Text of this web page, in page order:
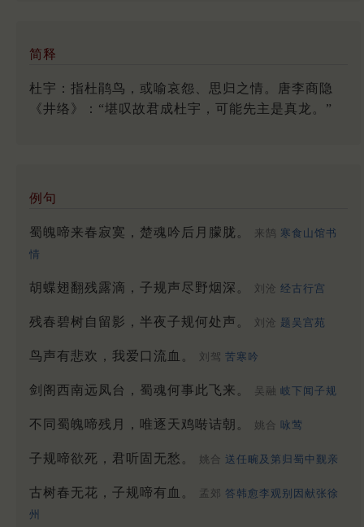
简释
杜宇：指杜鹃鸟，或喻哀怨、思归之情。唐李商隐
《井络》：“堪叹故君成杜宇，可能先主是真龙。”
例句
蜀魄啼来春寂寞，楚魂吟后月朦胧。 来鹄 寒食山馆书
情
胡蝶翅翻残露滴，子规声尽野烟深。 刘沧 经古行宫
残春碧树自留影，半夜子规何处声。 刘沧 题吴宫苑
鸟声有悲欢，我爱口流血。 刘驾 苦寒吟
剑阁西南远凤台，蜀魂何事此飞来。 吴融 岐下闻子规
不同蜀魄啼残月，唯逐天鸡啭诘朝。 姚合 咏莺
子规啼欲死，君听固无愁。 姚合 送任畹及第归蜀中觐亲
古树春无花，子规啼有血。 孟郊 答韩愈李观别因献张徐
州